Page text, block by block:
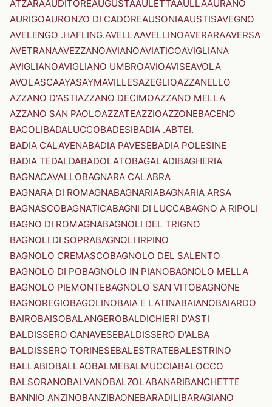
ATZARAAUDITOREAUGUSTAAULETTAAULLAAURANO
AURIGOAURONZO DI CADOREAUSONIAAUSTISAVEGNO
AVELENGO .HAFLING.AVELLAAVELLINOAVERARAAVERSA
AVETRANAAVEZZANOAVIANOAVIATICOAVIGLIANA
AVIGLIANOAVIGLIANO UMBROAVIOAVISEAVOLA
AVOLASCAAYASAYMAVILLESAZEGLIOAZZANELLO
AZZANO D'ASTIAZZANO DECIMOAZZANO MELLA
AZZANO SAN PAOLOAZZATEAZZIOAZZONEBACENO
BACOLIBADALUCCOBADESIBADIA .ABTEI.
BADIA CALAVENABADIA PAVESEBADIA POLESINE
BADIA TEDALDABADOLATOBAGALADIBAGHERIA
BAGNACAVALLOBAGNARA CALABRA
BAGNARA DI ROMAGNABAGNARIABAGNARIA ARSA
BAGNASCOBAGNATICABAGNI DI LUCCABAGNO A RIPOLI
BAGNO DI ROMAGNABAGNOLI DEL TRIGNO
BAGNOLI DI SOPRABAGNOLI IRPINO
BAGNOLO CREMASCOBAGNOLO DEL SALENTO
BAGNOLO DI POBAGNOLO IN PIANOBAGNOLO MELLA
BAGNOLO PIEMONTEBAGNOLO SAN VITOBAGNONE
BAGNOREGIOBAGOLINOBAIA E LATINABAIANOBAIARDO
BAIROBAISOBALANGEROBALDICHIERI D'ASTI
BALDISSERO CANAVESEBALDISSERO D'ALBA
BALDISSERO TORINESEBALESTRATEBALESTRINO
BALLABIOBALLAOBALMEBALMUCCIABALOCCO
BALSORANOBALVANOBALZOLABANARIBANCHETTE
BANNIO ANZINOBANZIBAONEBARADILIBARAGIANO